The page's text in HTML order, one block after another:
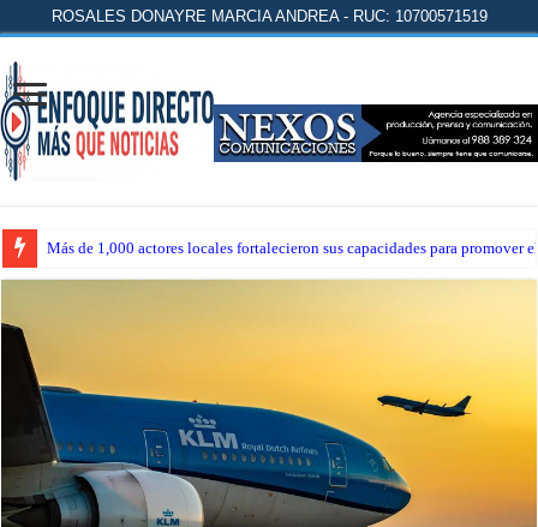
ROSALES DONAYRE MARCIA ANDREA - RUC: 10700571519
Más de 1,000 actores locales fortalecieron sus capacidades para promover